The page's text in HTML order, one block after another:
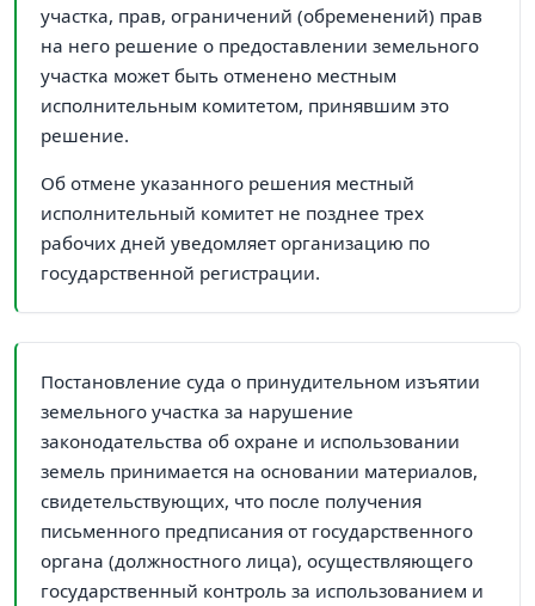
участка, прав, ограничений (обременений) прав
на него решение о предоставлении земельного
участка может быть отменено местным
исполнительным комитетом, принявшим это
решение.
Об отмене указанного решения местный
исполнительный комитет не позднее трех
рабочих дней уведомляет организацию по
государственной регистрации.
Постановление суда о принудительном изъятии
земельного участка за нарушение
законодательства об охране и использовании
земель принимается на основании материалов,
свидетельствующих, что после получения
письменного предписания от государственного
органа (должностного лица), осуществляющего
государственный контроль за использованием и